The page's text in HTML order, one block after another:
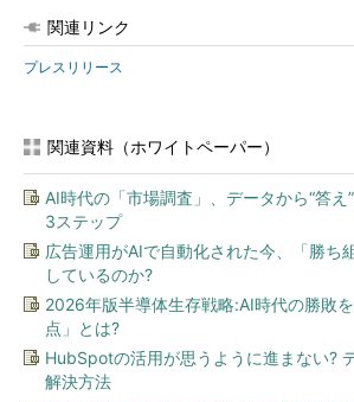
関連リンク
プレスリリース
関連資料（ホワイトペーパー）
AI時代の「市場調査」、データから“答え
3ステップ
広告運用がAIで自動化された今、「勝ち
しているのか?
2026年版半導体生存戦略:AI時代の勝敗
点」とは?
HubSpotの活用が思うように進まない?
解決方法